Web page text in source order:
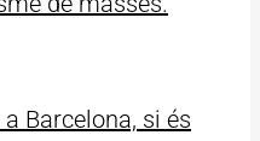
Barcelona, si és